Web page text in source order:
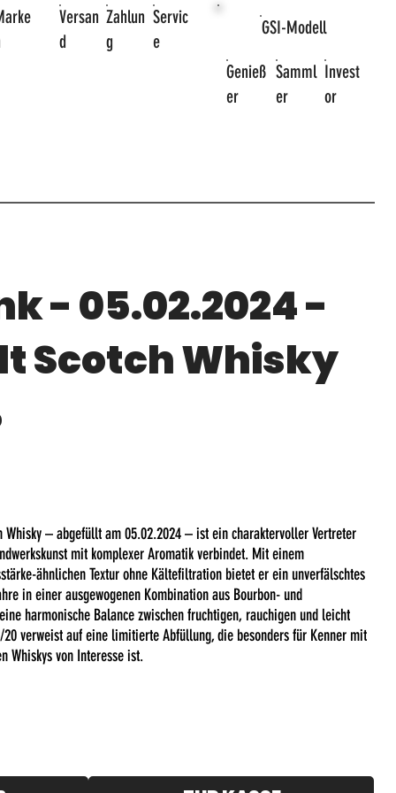
Invest
or
Samml
er
Genieß
er
GSI-Modell
Servic
e
Zahlun
g
Versan
d
- 05.02.2024 -
Scotch Whisky
Whisky – abgefüllt am 05.02.2024 – ist ein charaktervoller Vertreter
mit komplexer Aromatik verbindet. Mit einem
ähnlichen Textur ohne Kältefiltration bietet er ein unverfälschtes
in einer ausgewogenen Kombination aus Bourbon- und
harmonische Balance zwischen fruchtigen, rauchigen und leicht
20 verweist auf eine limitierte Abfüllung, die besonders für Kenner mit
Whiskys von Interesse ist.